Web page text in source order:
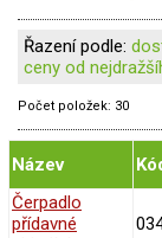
Řazení podle:
ceny od
Počet položek: 30
Název
Čerpadlo
přídavné